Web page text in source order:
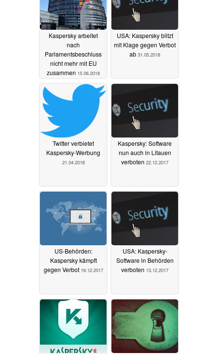
Kaspersky arbeitet
nach
Parlamentsbeschluss
nicht mehr mit EU
zusammen 15.06.2018
USA: Kaspersky blitzt
mit Klage gegen Verbot
ab 31.05.2018
Twitter verbietet
Kaspersky-Werbung
21.04.2018
Kaspersky: Software
nun auch in Litauen
verboten 22.12.2017
US-Behörden:
Kaspersky kämpft
gegen Verbot 19.12.2017
USA: Kaspersky-
Software in Behörden
verboten 13.12.2017